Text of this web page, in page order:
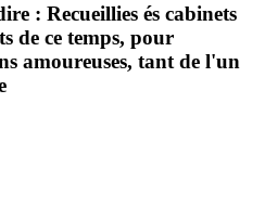
: Recueillies és cabinets
de ce temps, pour
amoureuses, tant de l'un